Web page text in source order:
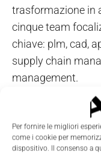
Per fornire le migliori
come i cookie per
dispositivo. Il consenso a
trasformazione in
cinque team
chiave: plm, cad,
supply chain
management.
“Per essere
pensare, ossia
rapido e
gamma di prodotti